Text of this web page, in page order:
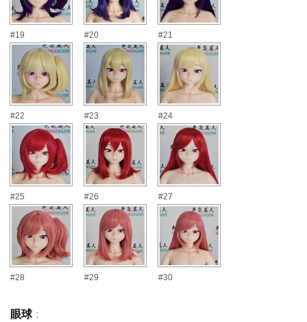
#19 #20 #21
#22 #23 #24
#25 #26 #27
#28 #29 #30
眼球 :